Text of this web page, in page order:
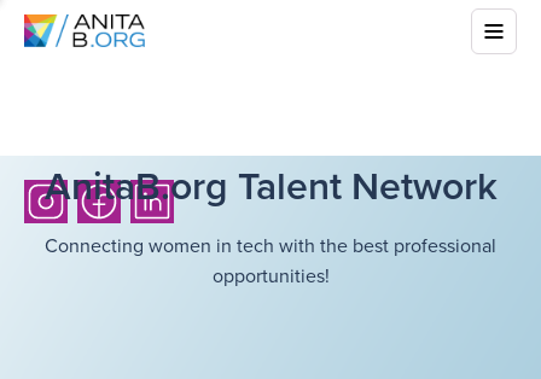
AnitaB.org Talent Network
Connecting women in tech with the best professional
opportunities!